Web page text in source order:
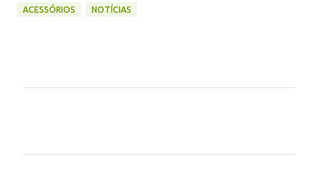
ACESSÓRIOS NOTÍCIAS